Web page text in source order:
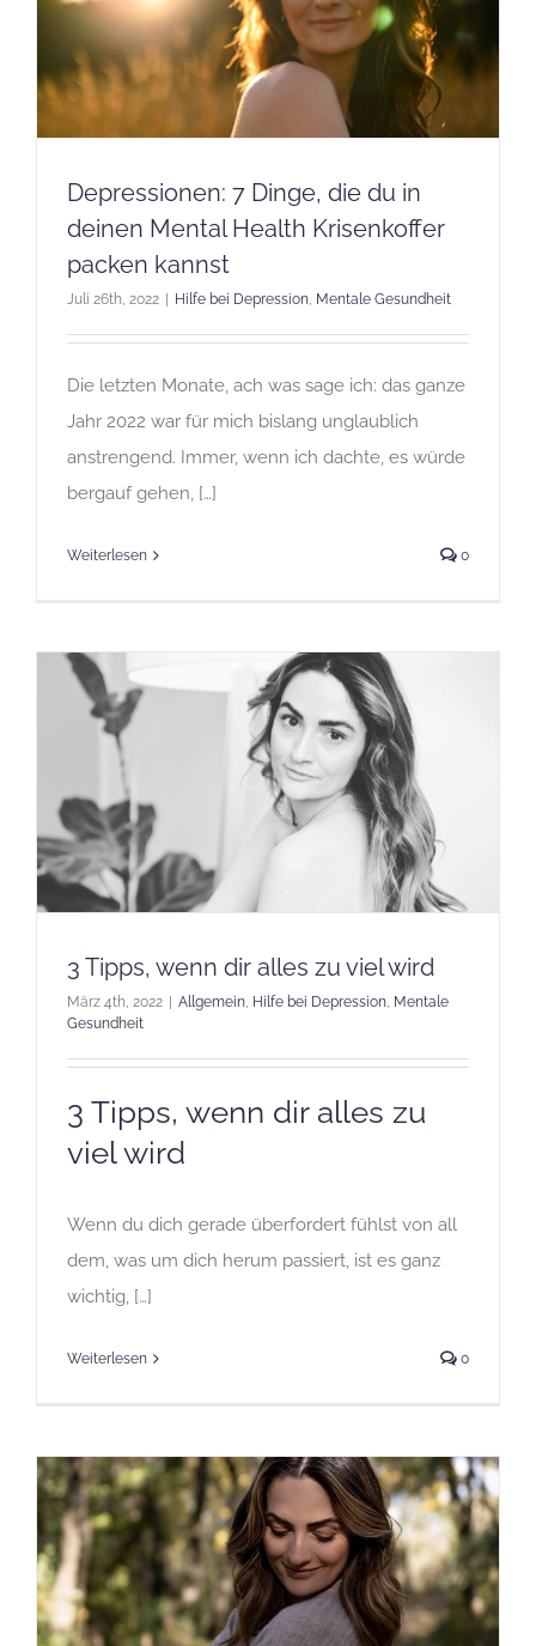
Depressionen: 7 Dinge, die du in
deinen Mental Health Krisenkoffer
packen kannst
Juli 26th, 2022 Hilfe bei Depression, Mentale Gesundheit
Die letzten Monate, ach was sage ich: das ganze
Jahr 2022 war für mich bislang unglaublich
anstrengend. Immer, wenn ich dachte, es würde
bergauf gehen, […]
Weiterlesen 0
3 Tipps, wenn dir alles zu viel wird
März 4th, 2022 Allgemein, Hilfe bei Depression, Mentale
Gesundheit
3 Tipps, wenn dir alles zu
viel wird
Wenn du dich gerade überfordert fühlst von all
dem, was um dich herum passiert, ist es ganz
wichtig, […]
Weiterlesen 0